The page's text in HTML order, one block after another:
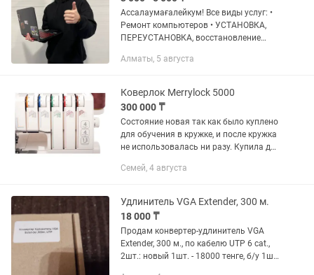
Ассалаумағалейкум! Все виды услуг: •
Ремонт компьютеров • УСТАНОВКА,
ПЕРЕУСТАНОВКА, восстановление
драйверов • Установка программ
Алматы, 5 августа
Коверлок Merrylock 5000
300 000 ₸
Состояние новая так как было куплено
для обучения в кружке, и после кружка
не использовалась ни разу. Купила для
поняла что не хватает времени.
Семей, 4 августа
Удлинитель VGA Extender, 300 м.
18 000 ₸
Продам конвертер-удлинитель VGA
Extender, 300 м., по кабелю UTP 6 cat.,
2шт.: новый 1шт. - 18000 тенге, б/у 1шт.